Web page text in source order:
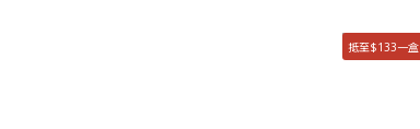
抵至$133一盒